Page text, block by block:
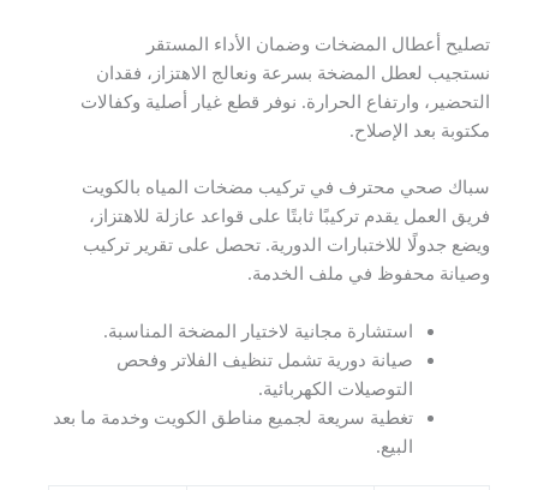
تصليح أعطال المضخات وضمان الأداء المستقر
نستجيب لعطل المضخة بسرعة ونعالج الاهتزاز، فقدان
التحضير، وارتفاع الحرارة. نوفر قطع غيار أصلية وكفالات
مكتوبة بعد الإصلاح.
سباك صحي محترف في تركيب مضخات المياه بالكويت
فريق العمل يقدم تركيبًا ثابتًا على قواعد عازلة للاهتزاز،
ويضع جدولًا للاختبارات الدورية. تحصل على تقرير تركيب
وصيانة محفوظ في ملف الخدمة.
استشارة مجانية لاختيار المضخة المناسبة.
صيانة دورية تشمل تنظيف الفلاتر وفحص
التوصيلات الكهربائية.
تغطية سريعة لجميع مناطق الكويت وخدمة ما بعد
البيع.